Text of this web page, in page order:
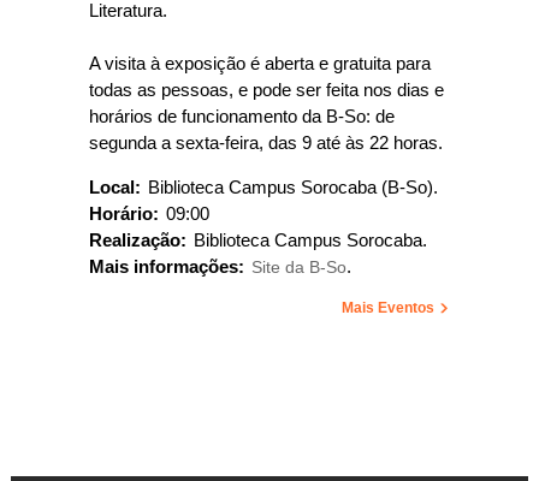
Literatura.
A visita à exposição é aberta e gratuita para
todas as pessoas, e pode ser feita nos dias e
horários de funcionamento da B-So: de
segunda a sexta-feira, das 9 até às 22 horas.
Local: Biblioteca Campus Sorocaba (B-So).
Horário: 09:00
Realização: Biblioteca Campus Sorocaba.
Mais informações: Site da B-So.
Mais Eventos